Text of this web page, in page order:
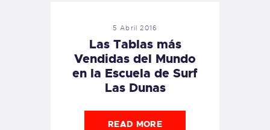
5 Abril 2016
Las Tablas más
Vendidas del Mundo
en la Escuela de Surf
Las Dunas
READ MORE